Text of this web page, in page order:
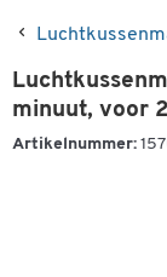
minuut, voor
Artikelnummer: